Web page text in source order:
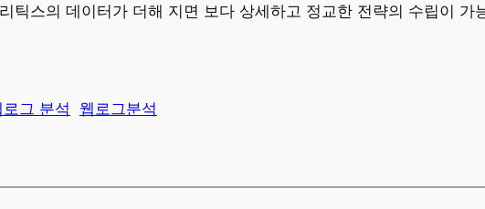
틱스의 데이터가 더해 지면 보다 상세하고 정교한 전략의 수립이 가
그 분석 웹로그분석